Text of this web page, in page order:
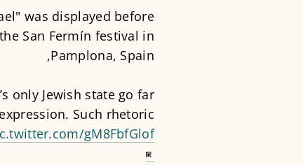
was displayed before
San Fermín festival in
Pamplona, Spain,
only Jewish state go far
Such rhetoric
gM8FbfGlof